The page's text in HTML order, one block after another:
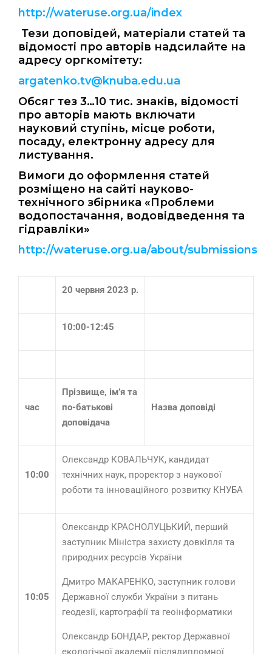
http://wateruse.org.ua/index
Тези доповідей, матеріали статей та
відомості про авторів надсилайте на
адресу оргкомітету:
argatenko.tv@knuba.edu.ua
Обсяг тез 3…10 тис. знаків, відомості
про авторів мають включати
науковий ступінь, місце роботи,
посаду, електронну адресу для
листування.
Вимоги до оформлення статей
розміщено на сайті науково-
технічного збірника «Проблеми
водопостачання, водовідведення та
гідравліки»
http://wateruse.org.ua/about/submissions
20 червня 2023 р.
10:00-12:45
час
Прізвище, ім’я та
по-батькові
доповідача
Назва доповіді
10:00
Олександр КОВАЛЬЧУК, кандидат
технічних наук, проректор з наукової
роботи та інноваційного розвитку КНУБА
10:05
Олександр КРАСНОЛУЦЬКИЙ, перший
заступник Міністра захисту довкілля та
природних ресурсів України
Дмитро МАКАРЕНКО, заступник голови
Державної служби України з питань
геодезії, картографії та геоінформатики
Олександр БОНДАР, ректор Державної
екологічної академії післядипломної